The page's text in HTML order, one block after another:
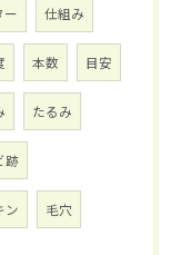
ー 仕組み
本数 目安
たるみ
跡
ン 毛穴